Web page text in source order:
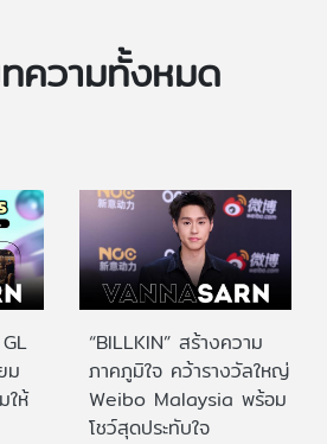
ความทั้งหมด
ม
ให้
“BILLKIN” สร้างความ
ภาคภูมิใจ คว้ารางวัลใหญ่
Weibo Malaysia พร้อม
โชว์สุดประทับใจ